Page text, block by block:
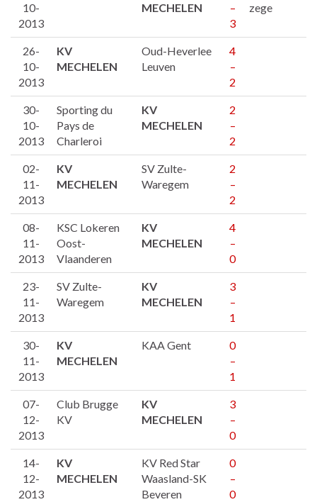
10-
2013
MECHELEN
–
3
zege
26-
10-
2013
KV
MECHELEN
Oud-Heverlee
Leuven
4
–
2
30-
10-
2013
Sporting du
Pays de
Charleroi
KV
MECHELEN
2
–
2
02-
11-
2013
KV
MECHELEN
SV Zulte-
Waregem
2
–
2
08-
11-
2013
KSC Lokeren
Oost-
Vlaanderen
KV
MECHELEN
4
–
0
23-
11-
2013
SV Zulte-
Waregem
KV
MECHELEN
3
–
1
30-
11-
2013
KV
MECHELEN
KAA Gent
0
–
1
07-
12-
2013
Club Brugge
KV
KV
MECHELEN
3
–
0
14-
12-
2013
KV
MECHELEN
KV Red Star
Waasland-SK
Beveren
0
–
0